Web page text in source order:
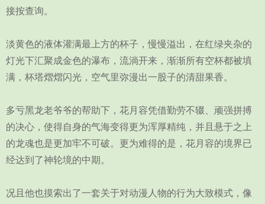
接按查询。
淡黄色的液体灌满最上方的杯子，慢慢溢出，在红绿夹杂的
灯光下汇聚成金色的瀑布，流淌开来，渐渐所有空杯都被填
满，杯塔熠熠闪光，空气里弥漫出一股子的清甜果香。
多亏黑龙老爷爷的帮助下，花月容凭借勤劳不辍、顽强拼搏
的决心，使得自身的气海变得更为浑厚精纯，并且悬于之上
的龙魂也是更加牢不可破。更为难得的是，花月容的境界已
经达到了神轮境的中期。
况且他也摸索出了一套关于对动漫人物的行为大致模式，像